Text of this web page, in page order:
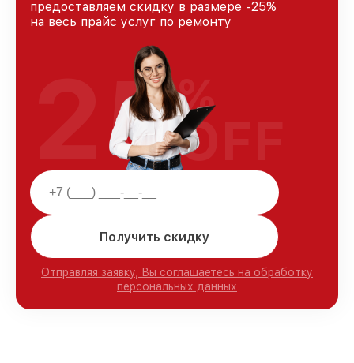
предоставляем скидку в размере -25%
на весь прайс услуг по ремонту
Получить скидку
Отправляя заявку, Вы соглашаетесь на обработку
персональных данных
25%
OFF